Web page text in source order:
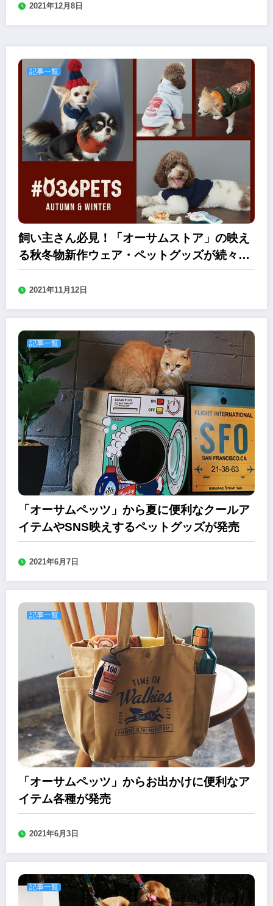
2021年12月8日
記事一覧
飼い主さん必見！「オーサムストア」の映え
る秋冬物新作ウェア・ペットグッズが続々ラ
インナップ
2021年11月12日
記事一覧
「オーサムペッツ」から夏に便利なクールア
イテムやSNS映えするペットグッズが発売
2021年6月7日
記事一覧
「オーサムペッツ」からお出かけに便利なア
イテム各種が発売
2021年6月3日
記事一覧